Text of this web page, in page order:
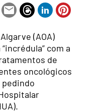
(AOA)
com a
de
oncológicos
pedindo